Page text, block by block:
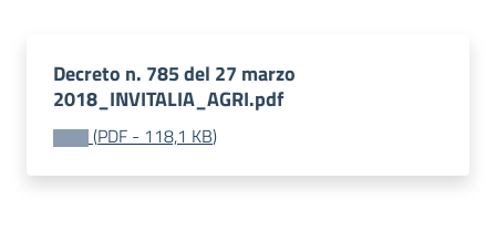
Decreto n. 785 del 27 marzo
2018_INVITALIA_AGRI.pdf
(PDF - 118,1 KB)